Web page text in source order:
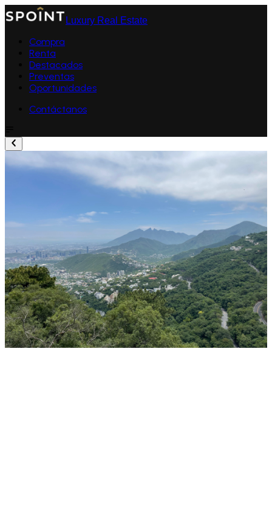
Luxury Real Estate
Compra
Renta
Destacados
Preventas
Oportunidades
Contáctanos